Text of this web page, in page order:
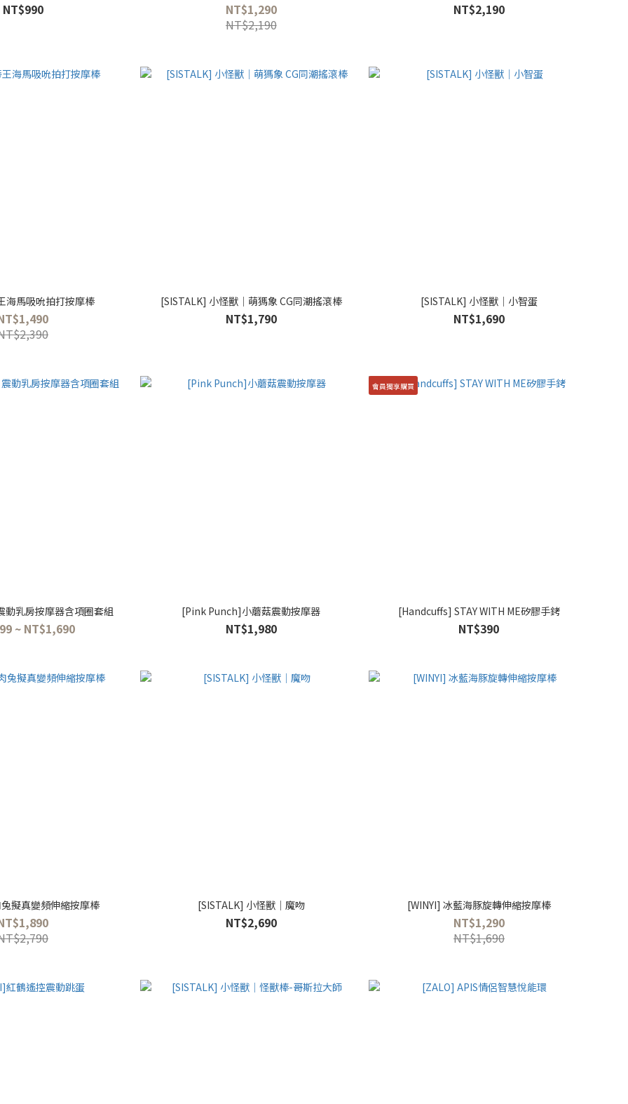
NT$990
NT$1,290
NT$2,190
NT$2,190
海馬吸吮拍打按摩棒 [SISTALK] 小怪獸│萌獁象 CG同潮搖滾棒
NT$1,790
[SISTALK] 小怪獸│小智蛋
NT$1,690
乳房按摩器含項圈套組
~ NT$1,690
[Pink Punch]小蘑菇震動按摩器
NT$1,980
會員獨享購買
[Handcuffs] STAY WITH ME矽膠手銬
NT$390
擬真變頻伸縮按摩棒 [SISTALK] 小怪獸│魔吻
NT$2,690
[WINYI] 冰藍海豚旋轉伸縮按摩棒
NT$1,290
NT$1,690